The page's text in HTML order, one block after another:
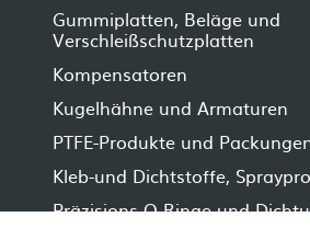
Gummiplatten, Beläge und
Verschleißschutzplatten
Kompensatoren
Kugelhähne und Armaturen
PTFE-Produkte und
Kleb-und Dichtstoffe,
Präzisions-O-Ringe und